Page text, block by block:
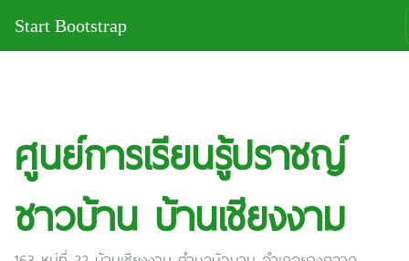
Start Bootstrap
ศูนย์การเรียนรู้ปราชญ์
ชาวบ้าน บ้านเชียงงาม